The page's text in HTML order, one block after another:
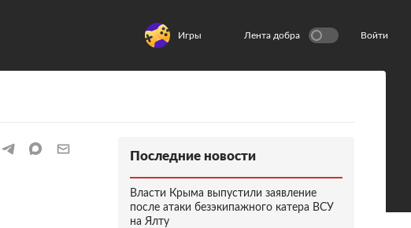
Игры Лента добра Войти
Последние новости
Власти Крыма выпустили заявление
после атаки безэкипажного катера ВСУ
на Ялту